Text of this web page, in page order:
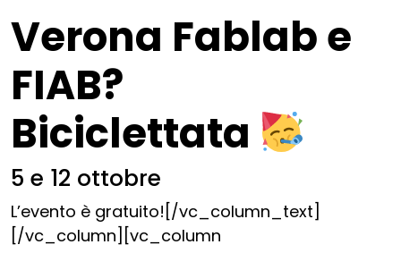
Verona Fablab e
FIAB?
Biciclettata
5 e 12 ottobre
L’evento è gratuito![/vc_column_text]
[/vc_column][vc_column